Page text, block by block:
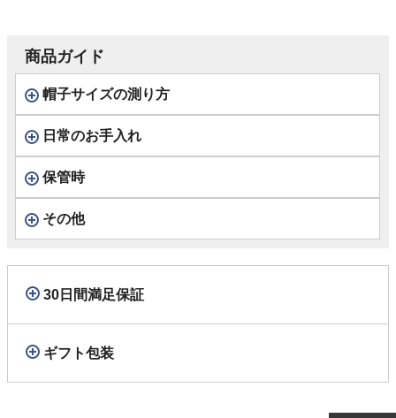
ビー
商品ガイド
帽子サイズの測り方
日常のお手入れ
保管時
その他
30日間満足保証
ギフト包装